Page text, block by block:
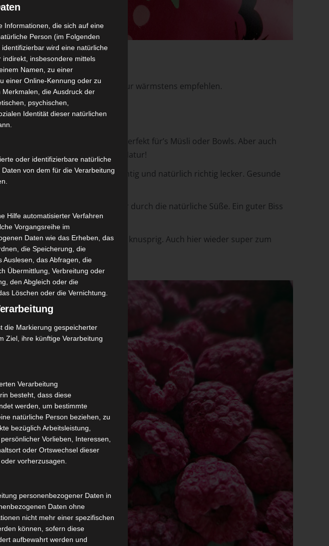
wirklich mega und kann ich nur wärmstens empfehlen.
5kg frischen Himbeeren. Perfekt für’s Müsli oder Bowls. Aber auch
im Geschmack. 100% Natur!
Konsistenz. Schmecken süß, fruchtig und natürlich richtig lecker. Gesunde
zwischendurch.
sie toll ins Müsli, sehr lecker durch die natürliche Süße. Ein guter Biss
nicht zusätzlich gesüßt. Schön knusprig. Auch hier wieder super zum
Informationen, die sich auf eine
Person (im Folgenden
wird eine natürliche
insbesondere mittels
Namen, zu einer
einer Online-Kennung oder zu
die Ausdruck der
psychischen,
Identität dieser natürlichen
oder identifizierbare natürliche
von dem für die Verarbeitung
Hilfe automatisierter Verfahren
Vorgangsreihe im
Daten wie das Erheben, das
die Speicherung, die
Auslesen, das Abfragen, die
Übermittlung, Verbreitung oder
den Abgleich oder die
Löschen oder die Vernichtung.
die Markierung gespeicherter
Ziel, ihre künftige Verarbeitung
Verarbeitung
besteht, dass diese
werden, um bestimmte
natürliche Person beziehen, zu
bezüglich Arbeitsleistung,
Vorlieben, Interessen,
oder Ortswechsel dieser
vorherzusagen.
personenbezogener Daten in
Daten ohne
nicht mehr einer spezifischen
können, sofern diese
aufbewahrt werden und